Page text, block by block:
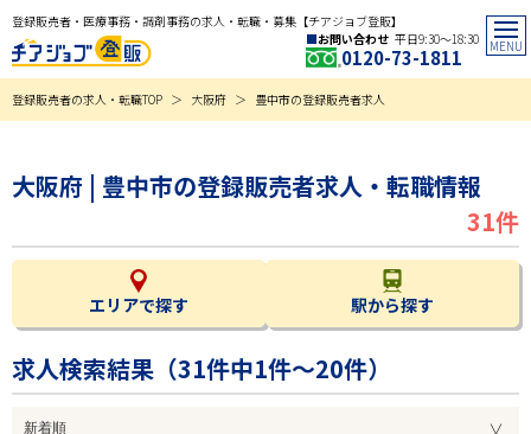
登録販売者・医療事務・調剤事務の求人・転職・募集【チアジョブ登販】
お問い合わせ 平日9:30〜18:30
0120-73-1811
登録販売者の求人・転職TOP 大阪府 豊中市の登録販売者求人
大阪府 | 豊中市の登録販売者求人・転職情報
31件
エリアで探す 駅から探す
求人検索結果（31件中1件～20件）